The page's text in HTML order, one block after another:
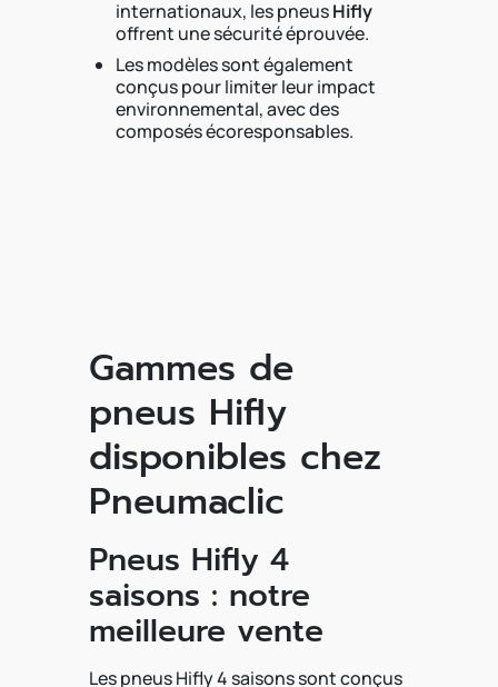
internationaux, les pneusHifly
offrent une sécurité éprouvée.
Les modèles sont également
conçus pour limiter leur impact
environnemental, avec des
composés écoresponsables.
Gammes de
pneus Hifly
disponibles chez
Pneumaclic
Pneus Hifly 4
saisons : notre
meilleure vente
Les pneus Hifly 4 saisons sont conçus